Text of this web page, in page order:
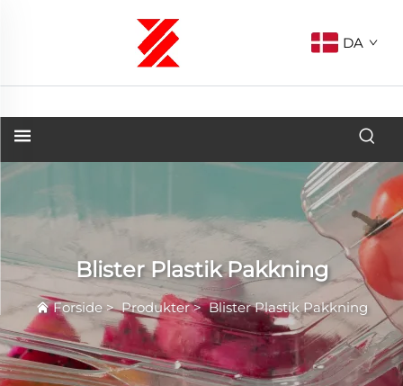
DA
Blister Plastik Pakkning
Forside>Produkter>Blister Plastik Pakkning